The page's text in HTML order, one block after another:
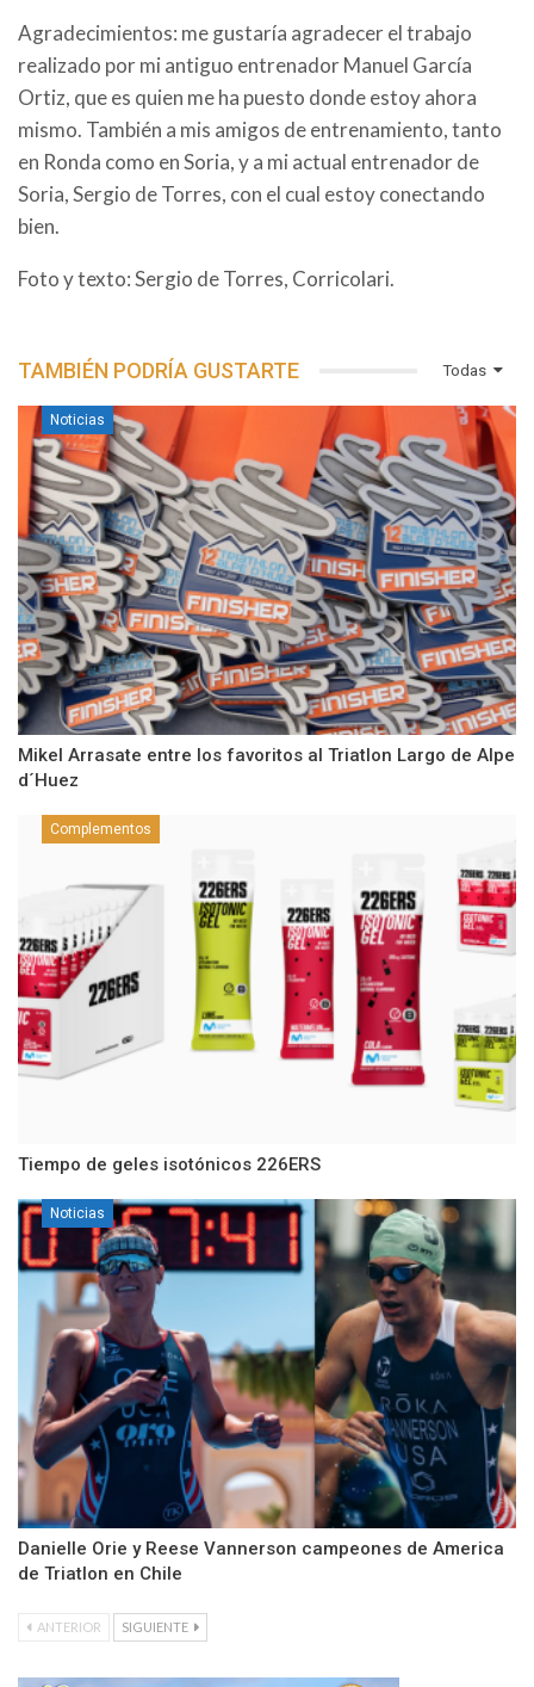
Agradecimientos: me gustaría agradecer el trabajo
realizado por mi antiguo entrenador Manuel García
Ortiz, que es quien me ha puesto donde estoy ahora
mismo. También a mis amigos de entrenamiento, tanto
en Ronda como en Soria, y a mi actual entrenador de
Soria, Sergio de Torres, con el cual estoy conectando
bien.
Foto y texto: Sergio de Torres, Corricolari.
Todas
TAMBIÉN PODRÍA GUSTARTE
Noticias
Mikel Arrasate entre los favoritos al Triatlon Largo de Alpe
d´Huez
Complementos
Tiempo de geles isotónicos 226ERS
Noticias
Danielle Orie y Reese Vannerson campeones de America
de Triatlon en Chile
ANTERIOR SIGUIENTE